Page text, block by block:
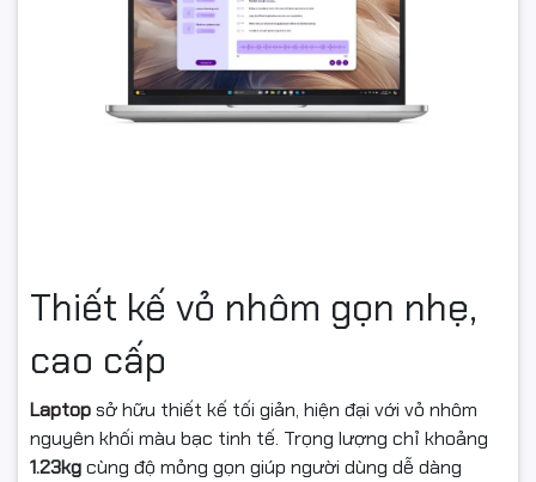
Thiết kế vỏ nhôm gọn nhẹ,
cao cấp
Laptopsở hữu thiết kế tối giản, hiện đại với vỏ nhôm
nguyên khối màu bạc tinh tế. Trọng lượng chỉ khoảng
1.23kgcùng độ mỏng gọn giúp người dùng dễ dàng